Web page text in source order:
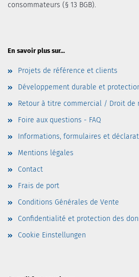
consommateurs (§ 13 BGB).
En savoir plus sur...
Projets de référence et clients
Développement durable et
Retour à titre commercial / Droit de
Foire aux questions - FAQ
Informations, formulaires et
Mentions légales
Contact
Frais de port
Conditions Générales de Vente
Confidentialité et protection des
Cookie Einstellungen